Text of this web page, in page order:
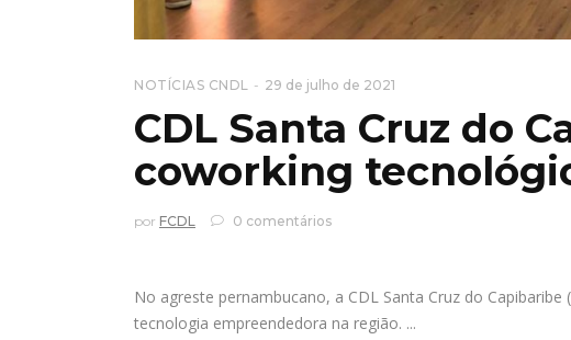
NOTÍCIAS CNDL 29 de julho de 2021
CDL Santa Cruz do
coworking
por FCDL 0 comentários
No agreste pernambucano, a CDL Santa Cruz do
tecnologia empreendedora na região.